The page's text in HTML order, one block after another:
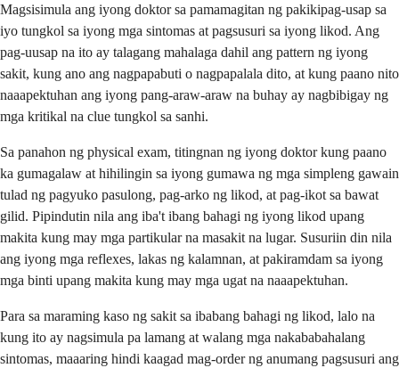
Magsisimula ang iyong doktor sa pamamagitan ng pakikipag-usap sa
iyo tungkol sa iyong mga sintomas at pagsusuri sa iyong likod. Ang
pag-uusap na ito ay talagang mahalaga dahil ang pattern ng iyong
sakit, kung ano ang nagpapabuti o nagpapalala dito, at kung paano nito
naaapektuhan ang iyong pang-araw-araw na buhay ay nagbibigay ng
mga kritikal na clue tungkol sa sanhi.
Sa panahon ng physical exam, titingnan ng iyong doktor kung paano
ka gumagalaw at hihilingin sa iyong gumawa ng mga simpleng gawain
tulad ng pagyuko pasulong, pag-arko ng likod, at pag-ikot sa bawat
gilid. Pipindutin nila ang iba't ibang bahagi ng iyong likod upang
makita kung may mga partikular na masakit na lugar. Susuriin din nila
ang iyong mga reflexes, lakas ng kalamnan, at pakiramdam sa iyong
mga binti upang makita kung may mga ugat na naaapektuhan.
Para sa maraming kaso ng sakit sa ibabang bahagi ng likod, lalo na
kung ito ay nagsimula pa lamang at walang mga nakababahalang
sintomas, maaaring hindi kaagad mag-order ng anumang pagsusuri ang